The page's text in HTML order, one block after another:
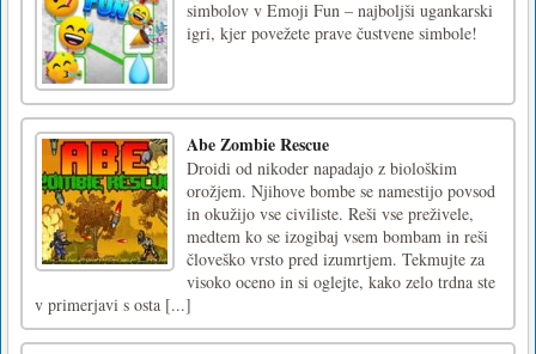
simbolov v Emoji Fun – najboljši ugankarski
igri, kjer povežete prave čustvene simbole!
Abe Zombie Rescue
Droidi od nikoder napadajo z biološkim
orožjem. Njihove bombe se namestijo povsod
in okužijo vse civiliste. Reši vse preživele,
medtem ko se izogibaj vsem bombam in reši
človeško vrsto pred izumrtjem. Tekmujte za
visoko oceno in si oglejte, kako zelo trdna ste
v primerjavi s osta [...]